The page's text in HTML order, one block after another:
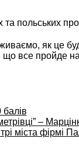
польських
як це
все пройде на
–
міста фірмі